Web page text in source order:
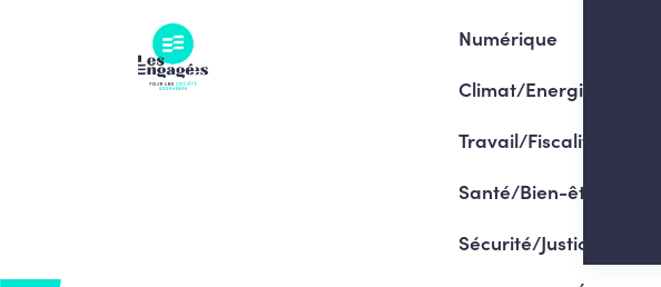
Numérique
Climat/Energie
Travail/Fiscalité
Santé/Bien-être
Sécurité/Justice